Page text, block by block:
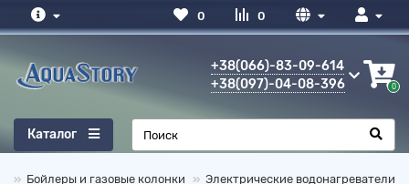
0
0
+38(066)-83-09-614
+38(097)-04-08-396
0
Каталог
Бойлеры и газовые колонки Электрические водонагреватели